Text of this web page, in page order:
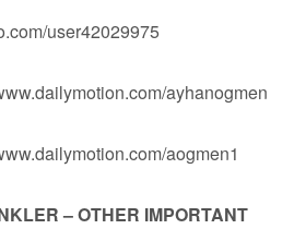
user42029975
ayhanogmen
aogmen1
– OTHER IMPORTANT